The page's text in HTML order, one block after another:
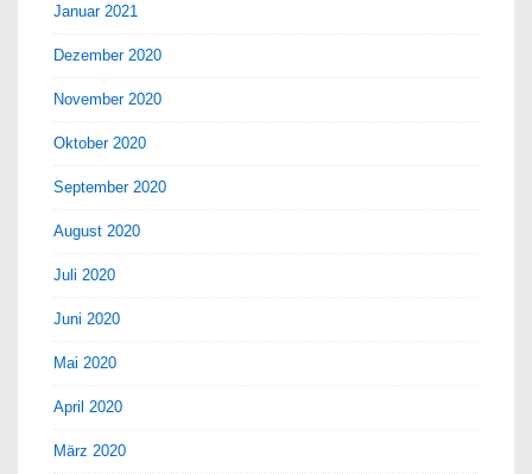
Januar 2021
Dezember 2020
November 2020
Oktober 2020
September 2020
August 2020
Juli 2020
Juni 2020
Mai 2020
April 2020
März 2020